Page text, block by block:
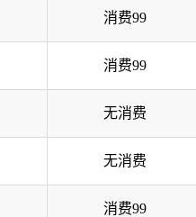
消费99
消费99
无消费
无消费
消费99